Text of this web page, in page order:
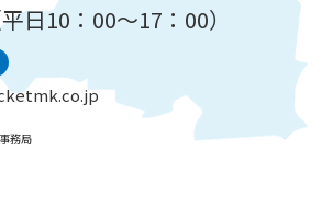
日10：00～17：00）
務局